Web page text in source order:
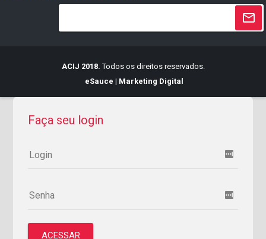
ACIJ 2018. Todos os direitos reservados.
eSauce | Marketing Digital
Faça seu login